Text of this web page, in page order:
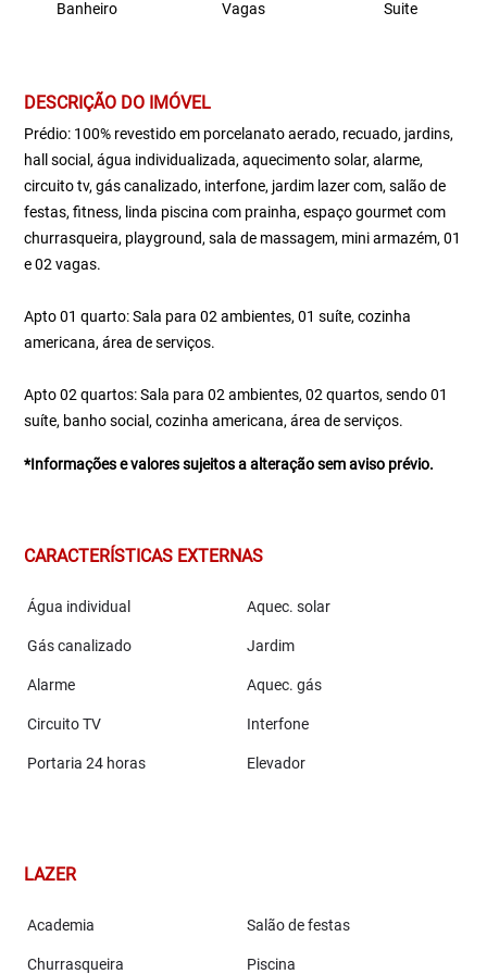
Banheiro Vagas Suite
DESCRIÇÃO DO IMÓVEL
Prédio: 100% revestido em porcelanato aerado, recuado, jardins,
hall social, água individualizada, aquecimento solar, alarme,
circuito tv, gás canalizado, interfone, jardim lazer com, salão de
festas, fitness, linda piscina com prainha, espaço gourmet com
churrasqueira, playground, sala de massagem, mini armazém, 01
e 02 vagas.
Apto 01 quarto: Sala para 02 ambientes, 01 suíte, cozinha
americana, área de serviços.
Apto 02 quartos: Sala para 02 ambientes, 02 quartos, sendo 01
suíte, banho social, cozinha americana, área de serviços.
*Informações e valores sujeitos a alteração sem aviso prévio.
CARACTERÍSTICAS EXTERNAS
Água individual Aquec. solar
Gás canalizado Jardim
Alarme Aquec. gás
Circuito TV Interfone
Portaria 24 horas Elevador
LAZER
Academia Salão de festas
Churrasqueira Piscina